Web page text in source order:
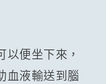
便坐下來，
血液輸送到腦